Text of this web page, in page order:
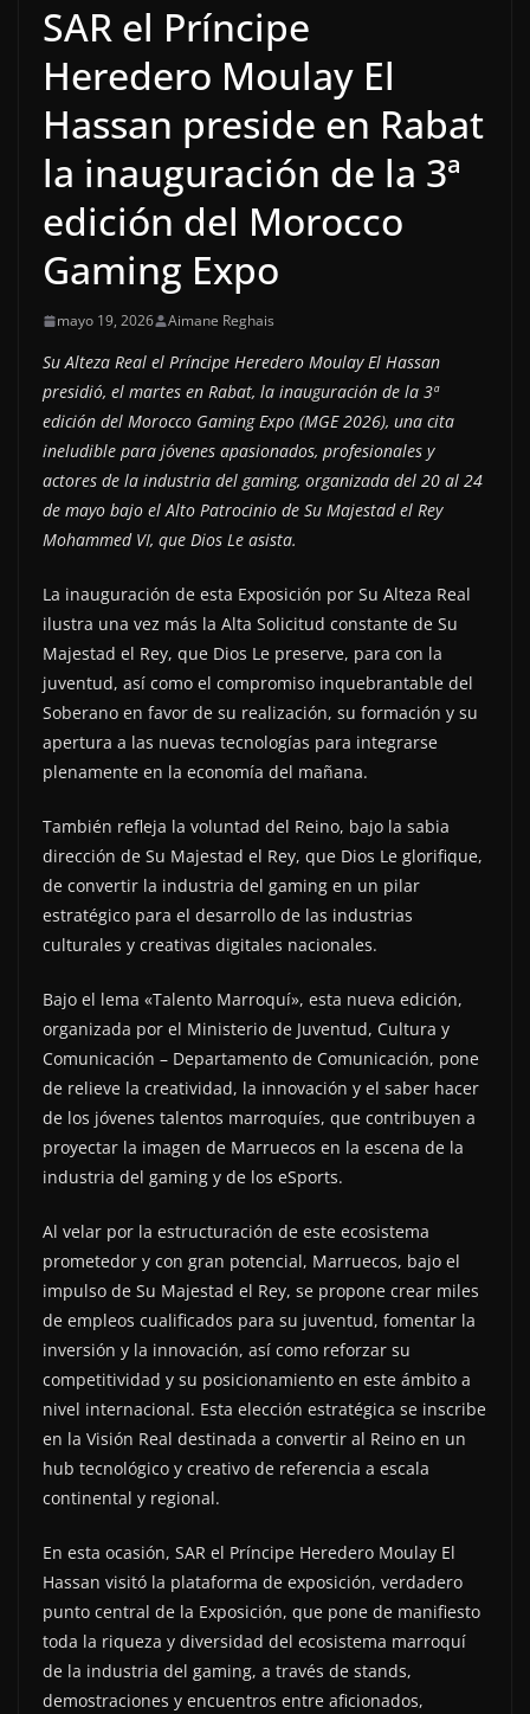
SAR el Príncipe
Heredero Moulay El
Hassan preside en Rabat
la inauguración de la 3ª
edición del Morocco
Gaming Expo
mayo 19, 2026 Aimane Reghais
Su Alteza Real el Príncipe Heredero Moulay El Hassan
presidió, el martes en Rabat, la inauguración de la 3ª
edición del Morocco Gaming Expo (MGE 2026), una cita
ineludible para jóvenes apasionados, profesionales y
actores de la industria del gaming, organizada del 20 al 24
de mayo bajo el Alto Patrocinio de Su Majestad el Rey
Mohammed VI, que Dios Le asista.
La inauguración de esta Exposición por Su Alteza Real
ilustra una vez más la Alta Solicitud constante de Su
Majestad el Rey, que Dios Le preserve, para con la
juventud, así como el compromiso inquebrantable del
Soberano en favor de su realización, su formación y su
apertura a las nuevas tecnologías para integrarse
plenamente en la economía del mañana.
También refleja la voluntad del Reino, bajo la sabia
dirección de Su Majestad el Rey, que Dios Le glorifique,
de convertir la industria del gaming en un pilar
estratégico para el desarrollo de las industrias
culturales y creativas digitales nacionales.
Bajo el lema «Talento Marroquí», esta nueva edición,
organizada por el Ministerio de Juventud, Cultura y
Comunicación – Departamento de Comunicación, pone
de relieve la creatividad, la innovación y el saber hacer
de los jóvenes talentos marroquíes, que contribuyen a
proyectar la imagen de Marruecos en la escena de la
industria del gaming y de los eSports.
Al velar por la estructuración de este ecosistema
prometedor y con gran potencial, Marruecos, bajo el
impulso de Su Majestad el Rey, se propone crear miles
de empleos cualificados para su juventud, fomentar la
inversión y la innovación, así como reforzar su
competitividad y su posicionamiento en este ámbito a
nivel internacional. Esta elección estratégica se inscribe
en la Visión Real destinada a convertir al Reino en un
hub tecnológico y creativo de referencia a escala
continental y regional.
En esta ocasión, SAR el Príncipe Heredero Moulay El
Hassan visitó la plataforma de exposición, verdadero
punto central de la Exposición, que pone de manifiesto
toda la riqueza y diversidad del ecosistema marroquí
de la industria del gaming, a través de stands,
demostraciones y encuentros entre aficionados,